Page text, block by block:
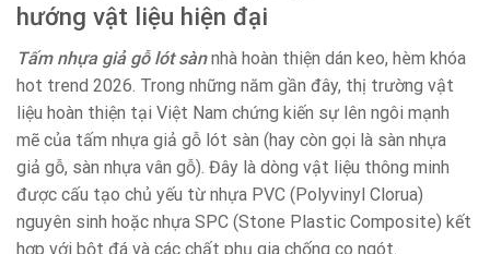
hướng vật liệu hiện đại
Tấm nhựa giả gỗ lót sànnhà hoàn thiện dán keo, hèm khóa
hot trend 2026. Trong những năm gần đây, thị trường vật
liệu hoàn thiện tại Việt Nam chứng kiến sự lên ngôi mạnh
mẽ của tấm nhựa giả gỗ lót sàn (hay còn gọi là sàn nhựa
giả gỗ, sàn nhựa vân gỗ). Đây là dòng vật liệu thông minh
được cấu tạo chủ yếu từ nhựa PVC (Polyvinyl Clorua)
nguyên sinh hoặc nhựa SPC (Stone Plastic Composite) kết
hợp với bột đá và các chất phụ gia chống co ngót.